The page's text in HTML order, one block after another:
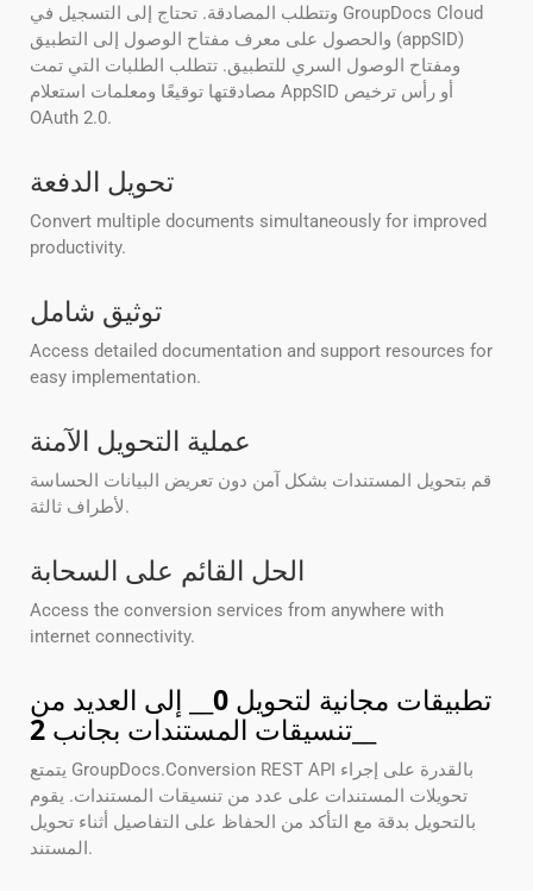
وتتطلب المصادقة. تحتاج إلى التسجيل في GroupDocs Cloud
والحصول على معرف مفتاح الوصول إلى التطبيق (appSID)
ومفتاح الوصول السري للتطبيق. تتطلب الطلبات التي تمت
مصادقتها توقيعًا ومعلمات استعلام AppSID أو رأس ترخيص
OAuth 2.0.
تحويل الدفعة
Convert multiple documents simultaneously for improved
productivity.
توثيق شامل
Access detailed documentation and support resources for
easy implementation.
عملية التحويل الآمنة
قم بتحويل المستندات بشكل آمن دون تعريض البيانات الحساسة
لأطراف ثالثة.
الحل القائم على السحابة
Access the conversion services from anywhere with
internet connectivity.
تطبيقات مجانية لتحويل 0 __ إلى العديد من
تنسيقات المستندات بجانب 2
يتمتع GroupDocs.Conversion REST API بالقدرة على إجراء
تحويلات المستندات على عدد من تنسيقات المستندات. يقوم
بالتحويل بدقة مع التأكد من الحفاظ على التفاصيل أثناء تحويل
المستند.